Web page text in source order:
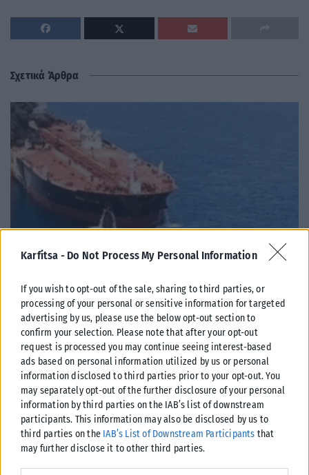
Karfitsa - Do Not Process My Personal Information
If you wish to opt-out of the sale, sharing to third parties, or
processing of your personal or sensitive information for targeted
advertising by us, please use the below opt-out section to
confirm your selection. Please note that after your opt-out
request is processed you may continue seeing interest-based
ads based on personal information utilized by us or personal
information disclosed to third parties prior to your opt-out. You
may separately opt-out of the further disclosure of your personal
information by third parties on the IAB’s list of downstream
participants. This information may also be disclosed by us to
third parties on the IAB’s List of Downstream Participants that
may further disclose it to other third parties.
Please note that this website/app uses one or more Google
Σχετικά Άρθρα
ΟΙΚΟΝΟΜΊΑ
Μαύρη Θάλασσα: Η εμπορική ναυτιλία στο επίκεντρο του
ακήρυχτου πολέμου
Στην πιο επικίνδυνη θαλάσσια ζώνη για την παγκόσμια εμπορική
ναυτιλία, έχει μετατραπεί πλέον η Μαύρη Θάλασσα, καθώς πλοία,
πληρώματα, λιμάνια...
ΑΝΑΡΤΉΘΗΚΕ ΑΠΌ KARFITSANEWS 08/08/2026